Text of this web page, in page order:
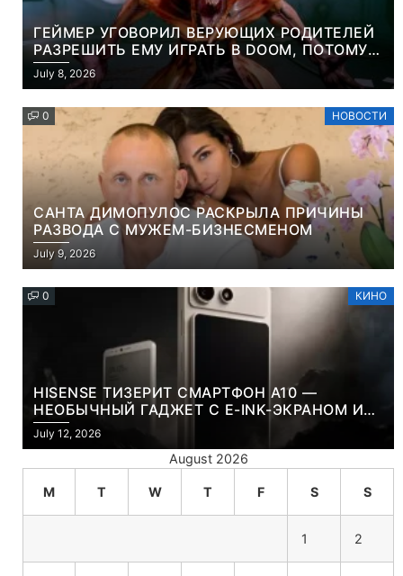
ГЕЙМЕР УГОВОРИЛ ВЕРУЮЩИХ РОДИТЕЛЕЙ
РАЗРЕШИТЬ ЕМУ ИГРАТЬ В DOOM, ПОТОМУ
ЧТО ЭТО ХРИСТИАНСКАЯ ИГРА ПРО
УБИЙСТВО ДЕМОНОВ
July 8, 2026
0 НОВОСТИ
САНТА ДИМОПУЛОС РАСКРЫЛА ПРИЧИНЫ
РАЗВОДА С МУЖЕМ-БИЗНЕСМЕНОМ
July 9, 2026
0 КИНО
HISENSE ТИЗЕРИТ СМАРТФОН A10 —
НЕОБЫЧНЫЙ ГАДЖЕТ С E-INK-ЭКРАНОМ И
СЪЕМНОЙ LCD-ПАНЕЛЬЮ ДЛЯ ЦВЕТНОГО
КОНТЕНТА И СОЦСЕТЕЙ
July 12, 2026
August 2026
M T W T F S S
1 2